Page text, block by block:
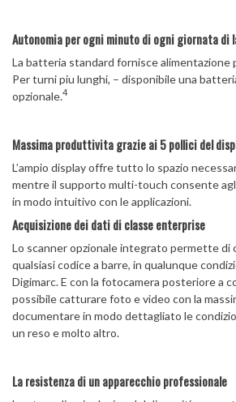
Autonomia per ogni minuto di ogni giornata di
La batteria standard fornisce alimentazione
Per turni piu lunghi, – disponibile una
opzionale.4
Massima produttivita grazie ai 5 pollici del
L’ampio display offre tutto lo spazio
mentre il supporto multi-touch consente
in modo intuitivo con le applicazioni.
Acquisizione dei dati di classe enterprise
Lo scanner opzionale integrato permette
qualsiasi codice a barre, in qualunque
Digimarc. E con la fotocamera posteriore a
possibile catturare foto e video con la
documentare in modo dettagliato le
un reso e molto altro.
La resistenza di un apparecchio professionale